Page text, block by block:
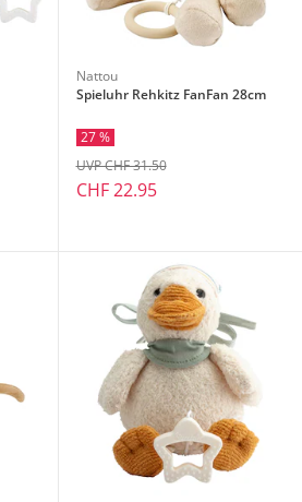
Nattou
Spieluhr Rehkitz FanFan 28cm
27 %
CHF 22.95
UVP CHF 31.50